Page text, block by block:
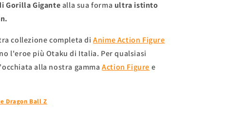
Gorilla Gigantealla sua forma ultra istinto
collezione completa diAnime Action Figure
l'eroe più Otaku di Italia. Per qualsiasi
alla nostra gammaAction Figure e
Dragon Ball Z